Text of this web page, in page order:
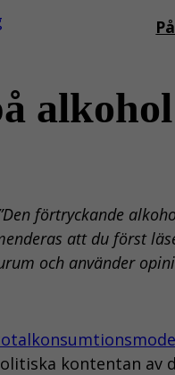
förtryckande
att du först
och använder
kontentan